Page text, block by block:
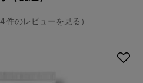
件のレビューを見る）